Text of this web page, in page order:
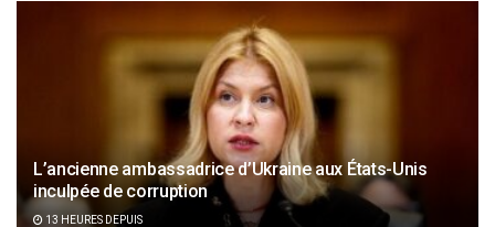
L’ancienne ambassadrice d’Ukraine aux États-Unis
inculpée de corruption
13 HEURES DEPUIS